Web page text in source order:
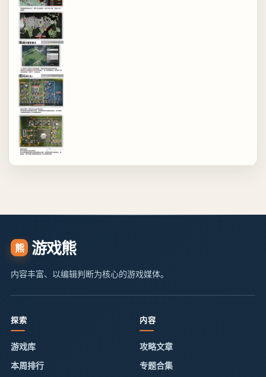
熊 游戏熊
内容丰富、以编辑判断为核心的游戏媒体。
探索
游戏库
本周排行
内容
攻略文章
专题合集